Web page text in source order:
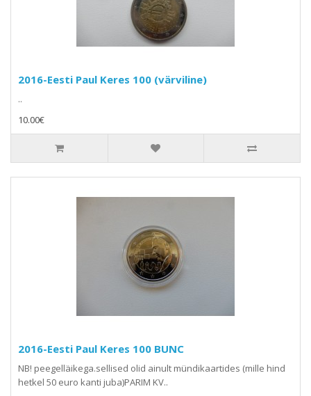
2016-Eesti Paul Keres 100 (värviline)
..
10.00€
2016-Eesti Paul Keres 100 BUNC
NB! peegelläikega.sellised olid ainult mündikaartides (mille hind
hetkel 50 euro kanti juba)PARIM KV..